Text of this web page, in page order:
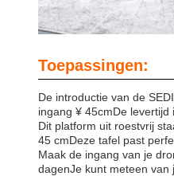
Toepassingen:
De introductie van de
ingang ¥ 45cmDe
Dit platform uit roestvrij
45 cmDeze tafel past
Maak de ingang van je
dagenJe kunt meteen van